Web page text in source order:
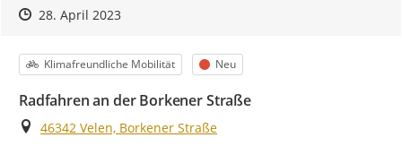
Zeitpunkt des Erstellens
Zeitpunkt des Erstellens
28. April 2023Zur Äußerung
Kategorie
Klimafreundliche Mobilität Status
Neu
Radfahren an der Borkener Straße
Ort
46342 Velen, Borkener Straße